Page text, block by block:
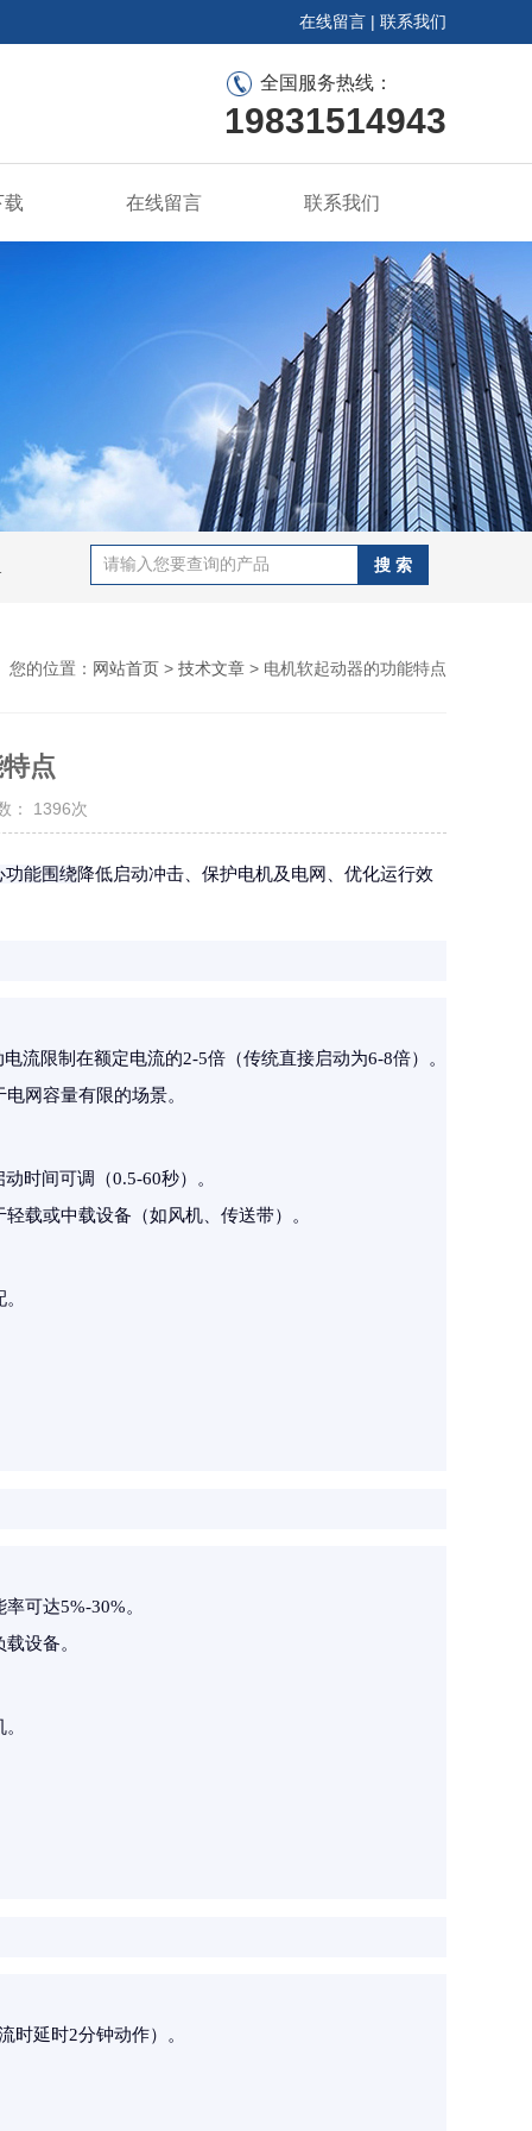
在线留言 | 联系我们
全国服务热线：
19831514943
载 在线留言 联系我们
您的位置： 网站首页 > 技术文章 > 电机软起动器的功能特点
点
： 1396次
功能围绕降低启动冲击、保护电机及电网、优化运行效
流限制在额定电流的2-5倍（传统直接启动为6-8倍）。
网容量有限的场景。
时间可调（0.5-60秒）。
载或中载设备（如风机、传送带）。
可达5%-30%。
设备。
时延时2分钟动作）。